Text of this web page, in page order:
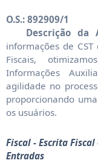
O.S.: 892909/1
Descrição da
informações de
Fiscais,
Informações
agilidade no
proporcionando
os usuários.
Fiscal - Escrita
Entradas